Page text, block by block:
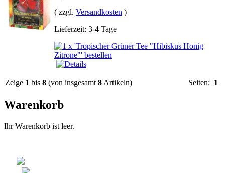
( zzgl. Versandkosten )
Lieferzeit: 3-4 Tage
Zeige 1 bis 8 (von insgesamt 8 Artikeln) Seiten: 1
Warenkorb
Ihr Warenkorb ist leer.